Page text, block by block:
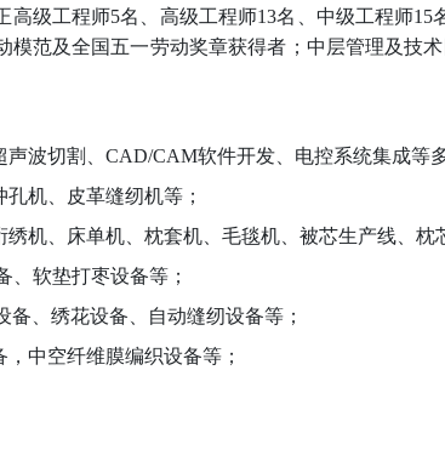
高级工程师5名、高级工程师13名、中级工程师
范及全国五一劳动奖章获得者；中层管理及技
声波切割、CAD/CAM软件开发、电控系统集成等
机、皮革缝纫机等；
机、床单机、枕套机、毛毯机、被芯生产线、枕
、软垫打枣设备等；
、绣花设备、自动缝纫设备等；
中空纤维膜编织设备等；